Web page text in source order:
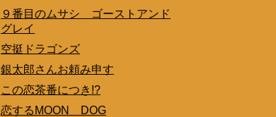
９番目のムサシ ゴーストアンド
グレイ
空挺ドラゴンズ
銀太郎さんお頼み申す
この恋茶番につき!?
恋するMOON DOG